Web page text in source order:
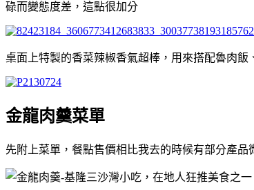
碌而變態度差，這點很加分
桌面上特製的香菜辣椒香氣超棒，用來搭配魯肉
金龍肉羹菜單
先附上菜單，餐點售價相比我去的時候有部分產品